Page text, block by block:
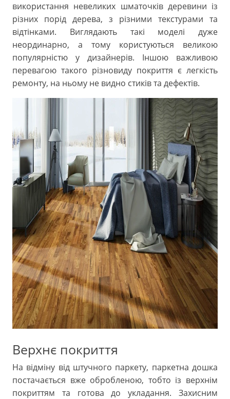
використання невеликих шматочків деревини із
різних порід дерева, з різними текстурами та
відтінками. Виглядають такі моделі дуже
неординарно, а тому користуються великою
популярністю у дизайнерів. Іншою важливою
перевагою такого різновиду покриття є легкість
ремонту, на ньому не видно стиків та дефектів.
Верхнє покриття
На відміну від штучного паркету, паркетна дошка
постачається вже обробленою, тобто із верхнім
покриттям та готова до укладання. Захисним